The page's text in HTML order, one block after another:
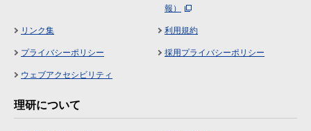
報）
リンク集 利用規約
プライバシーポリシー 採用プライバシーポリシー
ウェブアクセシビリティ
理研について